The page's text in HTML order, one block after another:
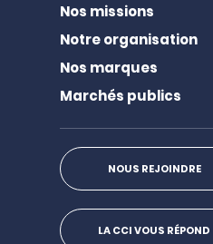
Nos missions
Notre organisation
Nos marques
Marchés publics
NOUS REJOINDRE
LA CCI VOUS RÉPOND